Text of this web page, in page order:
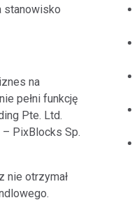
stanowisko
na
pełni funkcję
Pte. Ltd.
– PixBlocks Sp.
nie otrzymał